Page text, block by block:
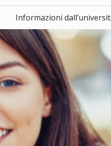
Informazioni